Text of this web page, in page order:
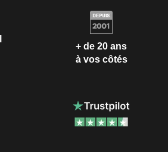
+ de 20 ans
à vos côtés